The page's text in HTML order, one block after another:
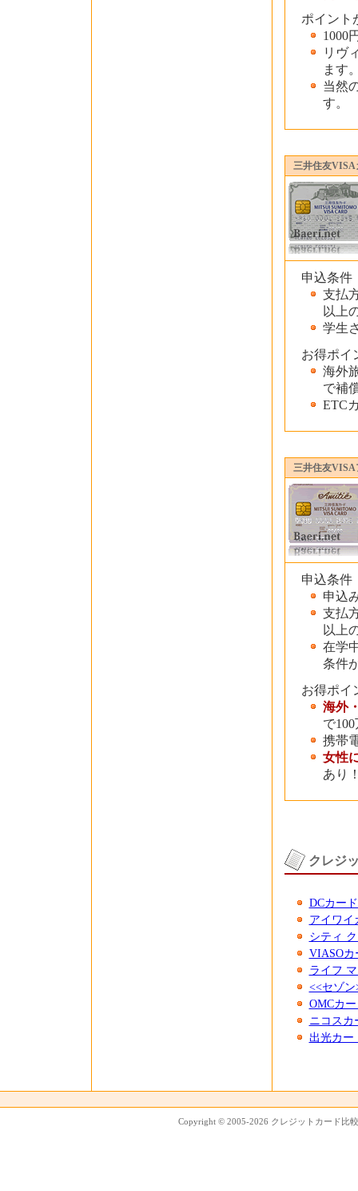
ポイント
1000
リヴ
ます
当然
す。
三井住友VISA
申込条件
支払
以上
学生
お得ポイ
海外
で補
ETC
三井住友VISA
申込条件
申込
支払
以上
在学
条件
お得ポイ
海外
で
携帯
女性
あり
クレジ
DCカー
アイワイ
シティ
VIASOカ
ライフ
<<セゾ
OMCカ
ニコスカ
出光カー
Copyright © 2005-2026 クレジットカード比